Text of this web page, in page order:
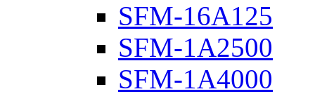
SFM-16A125
SFM-1A2500
SFM-1A4000